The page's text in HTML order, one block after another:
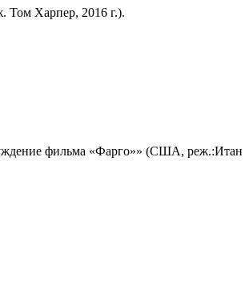
Том Харпер, 2016 г.).
фильма «Фарго»» (США, реж.:Итан